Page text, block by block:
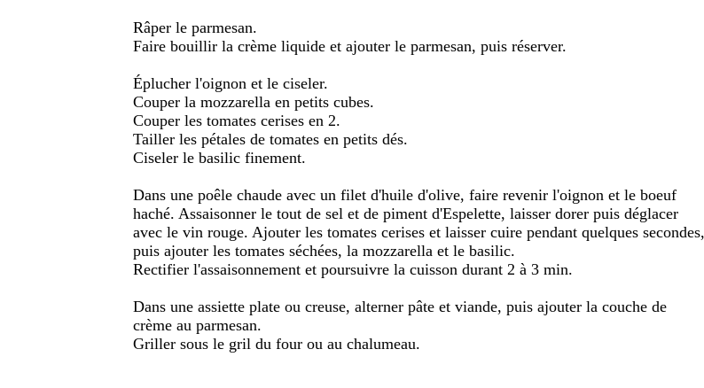
Râper le parmesan.
Faire bouillir la crème liquide et ajouter le parmesan, puis réserver.
Éplucher l'oignon et le ciseler.
Couper la mozzarella en petits cubes.
Couper les tomates cerises en 2.
Tailler les pétales de tomates en petits dés.
Ciseler le basilic finement.
Dans une poêle chaude avec un filet d'huile d'olive, faire revenir l'oignon et le boeuf
haché. Assaisonner le tout de sel et de piment d'Espelette, laisser dorer puis déglacer
avec le vin rouge. Ajouter les tomates cerises et laisser cuire pendant quelques secondes,
puis ajouter les tomates séchées, la mozzarella et le basilic.
Rectifier l'assaisonnement et poursuivre la cuisson durant 2 à 3 min.
Dans une assiette plate ou creuse, alterner pâte et viande, puis ajouter la couche de
crème au parmesan.
Griller sous le gril du four ou au chalumeau.